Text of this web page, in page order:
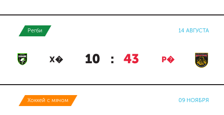
Регби 14 АВГУСТА
Х� 10 : 43 Р�
Хоккей с мячом 09 НОЯБРЯ